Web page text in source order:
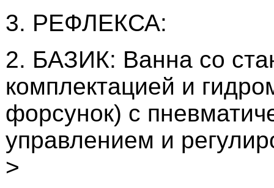
3. РЕФЛЕКСА:
2. БАЗИК: Ванна со
комплектацией и
форсунок) с
управлением и
>